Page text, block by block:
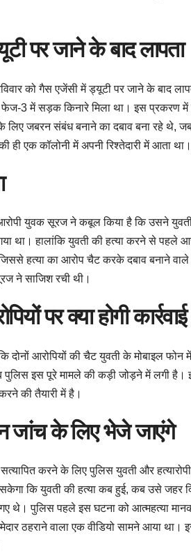
पर जाने के बाद लापता
को गैस एजेंसी में ड्यूटी पर जाने के बाद
फेज-3 में सड़क किनारे मिला था। इस प्रकरण
जबरन संबंध बनाने का दबाव बना रहे थे,
ही एक कॉलोनी में अपनी रिश्तेदारी में आता था।
आरोपी युवक सूरज ने कबूल किया है कि उसने
था। हालांकि युवती की हत्या करने से पहले
हत्या का आरोप चैट करके दबाव बनाने
ने साजिश रची थी।
पर क्या होगी कार्रवाई
आरोपियों की चैट युवती के मोबाइल फोन में
इस पूरे मामले की कड़ी जोड़ने में लगी है।
की तैयारी में है।
जांच के लिए भेजे जाएंगे
करने के लिए पुलिस युवती और
कि युवती की हत्या कब हुई, कब उसे जहर
थे। पुलिस पहले इस घटना को आत्महत्या
ठहराने वाला एक वीडियो सामने आया था।